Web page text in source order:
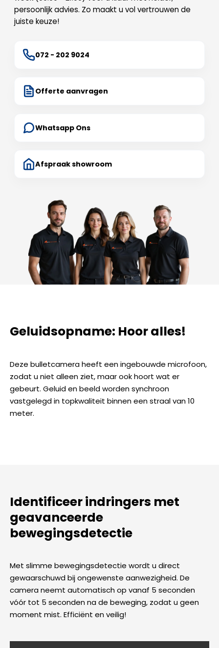
persoonlijk advies. Zo maakt u vol vertrouwen de
juiste keuze!
072 - 202 9024
Offerte aanvragen
Whatsapp Ons
Afspraak showroom
Geluidsopname: Hoor alles!
Deze bulletcamera heeft een ingebouwde microfoon,
zodat u niet alleen ziet, maar ook hoort wat er
gebeurt. Geluid en beeld worden synchroon
vastgelegd in topkwaliteit binnen een straal van 10
meter.
Identificeer indringers met
geavanceerde
bewegingsdetectie
Met slimme bewegingsdetectie wordt u direct
gewaarschuwd bij ongewenste aanwezigheid. De
camera neemt automatisch op vanaf 5 seconden
vóór tot 5 seconden na de beweging, zodat u geen
moment mist. Efficiënt en veilig!